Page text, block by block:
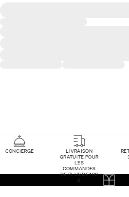
CONCIERGE
LIVRAISON
GRATUITE POUR
LES
COMMANDES
DE PLUS DE 100
$